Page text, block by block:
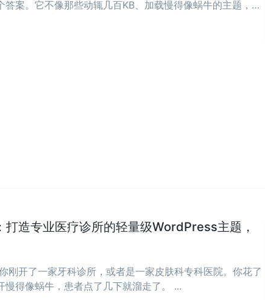
案。它不像那些动辄几百KB、加载慢得像蜗牛的主题，而
造专业医疗诊所的轻量级WordPress主题，
刚开了一家牙科诊所，或者是一家皮肤科专科医院。你花了
慢得像蜗牛，患者点了几下就溜走了。 ...